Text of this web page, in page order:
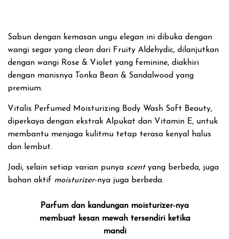
Sabun dengan kemasan ungu elegan ini dibuka dengan
wangi segar yang clean dari Fruity Aldehydic, dilanjutkan
dengan wangi Rose & Violet yang feminine, diakhiri
dengan manisnya Tonka Bean & Sandalwood yang
premium.
Vitalis Perfumed Moisturizing Body Wash Soft Beauty,
diperkaya dengan ekstrak Alpukat dan Vitamin E, untuk
membantu menjaga kulitmu tetap terasa kenyal halus
dan lembut.
Jadi, selain setiap varian punya scentyang berbeda, juga
bahan aktif moisturizer-nya juga berbeda.
Parfum dan kandungan moisturizer-nya
membuat kesan mewah tersendiri ketika
mandi